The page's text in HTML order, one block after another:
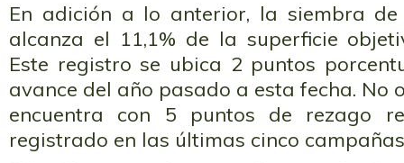
En adición a lo anterior, la siembra
alcanza el 11,1% de la superficie
Este registro se ubica 2 puntos
avance del año pasado a esta fecha. No
encuentra con 5 puntos de rezago
registrado en las últimas cinco